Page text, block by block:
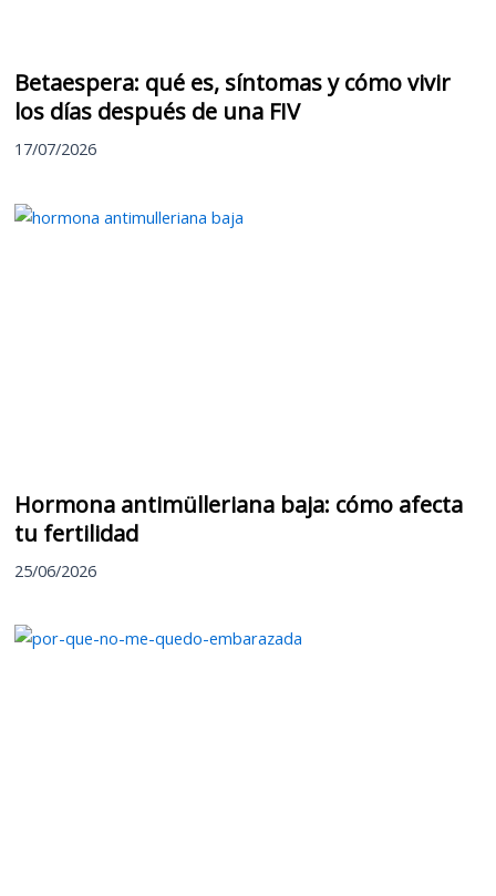
Betaespera: qué es, síntomas y cómo vivir
los días después de una FIV
17/07/2026
Hormona antimülleriana baja: cómo afecta
tu fertilidad
25/06/2026